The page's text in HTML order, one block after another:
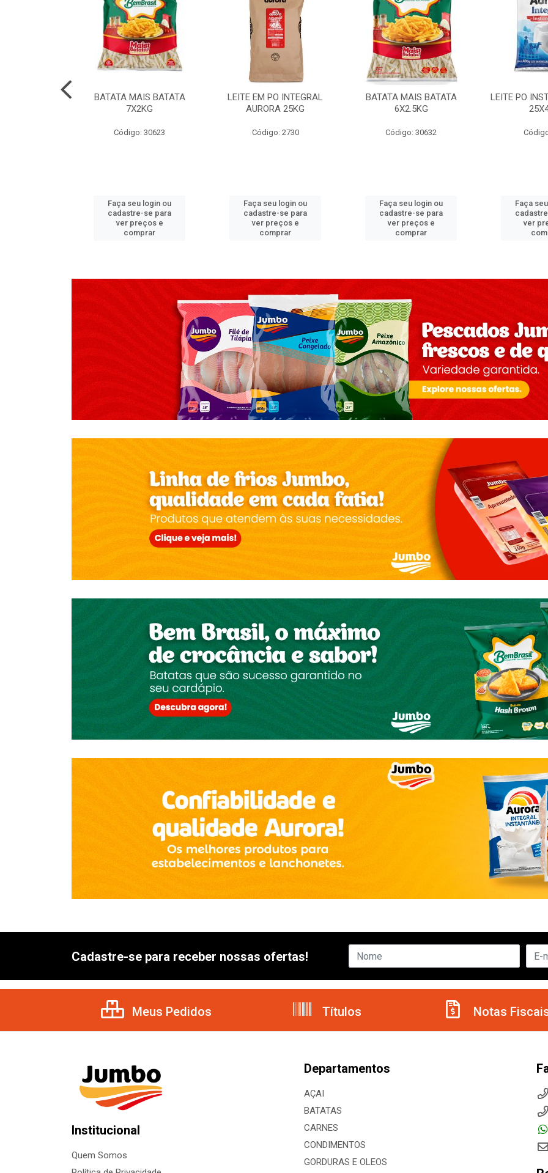
BATATA MAIS BATATA
7X2KG
Código: 30623
Faça seu login ou
cadastre-se para
ver preços e
comprar
LEITE EM PO INTEGRAL
AURORA 25KG
Código: 2730
Faça seu login ou
cadastre-se para
ver preços e
comprar
BATATA MAIS BATATA
6X2.5KG
Código: 30632
Faça seu login ou
cadastre-se para
ver preços e
comprar
LEITE PO
Faça
ver
Cadastre-se para receber nossas ofertas!
Meus Pedidos Títulos Notas
Institucional
Quem Somos
Departamentos
AÇAI
BATATAS
CARNES
CONDIMENTOS
GORDURAS E OLEOS